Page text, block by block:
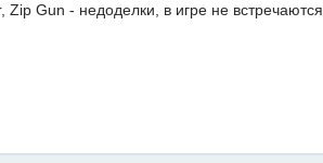
Zip Gun - недоделки, в игре не встречаются.